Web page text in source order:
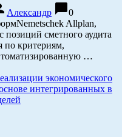
Александр chat_bubble0
Allplan,
позиций сметного аудита
по критериям,
…